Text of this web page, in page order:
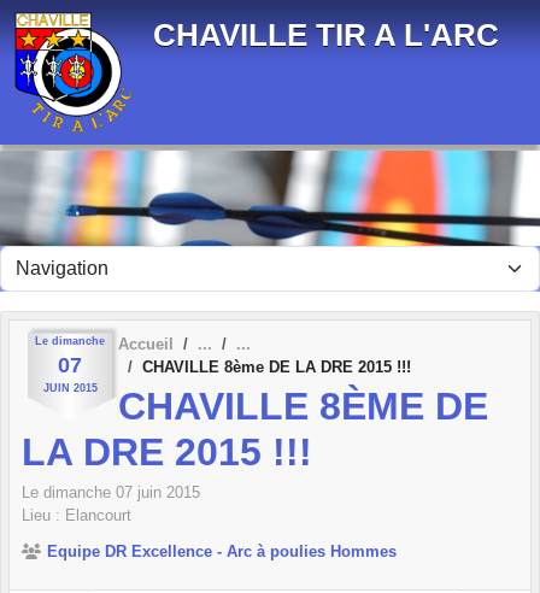
CHAVILLE TIR A L'ARC
Le dimanche
07
JUIN 2015
Accueil
CHAVILLE 8ème DE LA DRE 2015 !!!
CHAVILLE 8ÈME DE
LA DRE 2015 !!!
Le dimanche 07 juin 2015
Lieu : Elancourt
Equipe DR Excellence - Arc à poulies Hommes
Panneau de gestion des cookies